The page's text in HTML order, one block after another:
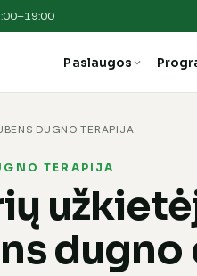
Paslaugos
DUGNO TERAPIJA
TERAPIJA